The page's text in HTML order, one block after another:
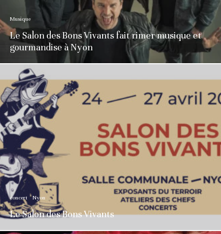
Musique
Le Salon des Bons Vivants fait rimer musique et
gourmandise à Nyon
concert Nyon
Le Salon des Bons Vivants